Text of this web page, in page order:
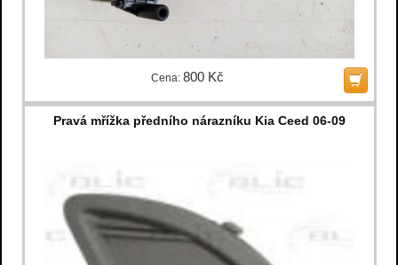
Cena: 800 Kč
Pravá mřížka předního nárazníku Kia Ceed 06-09